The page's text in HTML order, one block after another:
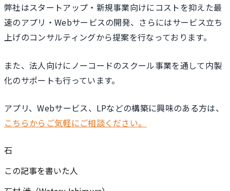
弊社はスタートアップ・新規事業向けにコストを抑えた最
速のアプリ・Webサービスの開発、さらにはサービス立ち
上げのコンサルティングから提案を行なっております。
また、法人向けにノーコードのスクール事業を通して内製
化のサポートも行っています。
アプリ、Webサービス、LPなどの構築に興味のある方は、
こちらからご気軽にご相談ください。
石
この記事を書いた人